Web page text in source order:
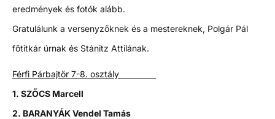
eredmények és fotók alább.
Gratulálunk a versenyzőknek és a mestereknek, Polgár Pál
főtitkár úrnak és Stánitz Attilának.
Férfi Párbajtőr 7-8. osztály
1. SZŐCS Marcell
2. BARANYÁK Vendel Tamás